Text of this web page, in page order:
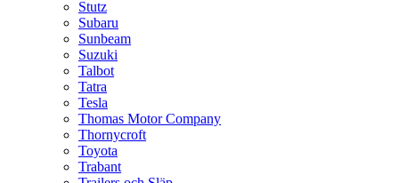
Stutz
Subaru
Sunbeam
Suzuki
Talbot
Tatra
Tesla
Thomas Motor Company
Thornycroft
Toyota
Trabant